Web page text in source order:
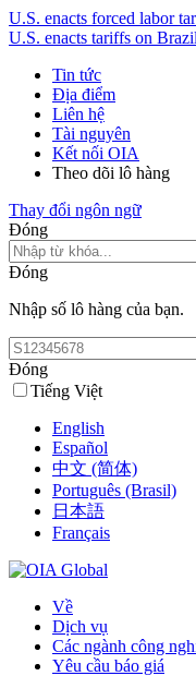
U.S. enacts forced labor
U.S. enacts tariffs on
Tin tức
Địa điểm
Liên hệ
Tài nguyên
Kết nối OIA
Theo dõi lô hàng
Thay đổi ngôn ngữ
Đóng
Đóng
Nhập số lô hàng của bạn.
Đóng
Tiếng Việt
English
Español
中文 (简体)
Português (Brasil)
日本語
Français
Về
Dịch vụ
Các ngành công
Yêu cầu báo giá